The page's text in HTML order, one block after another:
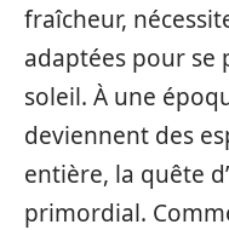
fraîcheur,
adaptées pour se
soleil. À une
deviennent des
entière, la quête
primordial.